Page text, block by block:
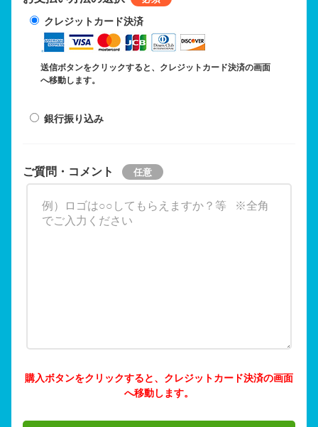
クレジットカード決済
送信ボタンをクリックすると、クレジットカード決済の画面
へ移動します。
銀行振り込み
ご質問・コメント
購入ボタンをクリックすると、クレジットカード決済の画面
へ移動します。